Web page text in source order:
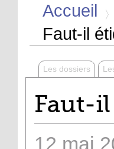
Accueil
Faut-il
Les dossiers
Faut-il
12 mai